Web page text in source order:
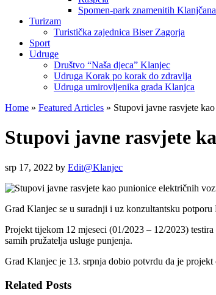
Spomen-park znamenitih Klanjčana
Turizam
Turistička zajednica Biser Zagorja
Sport
Udruge
Društvo “Naša djeca” Klanjec
Udruga Korak po korak do zdravlja
Udruga umirovljenika grada Klanjca
Home » Featured Articles » Stupovi javne rasvjete
Stupovi javne rasvjete
srp 17, 2022 by Edit@Klanjec
Grad Klanjec se u suradnji i uz konzultantsku
Projekt tijekom 12 mjeseci (01/2023 – 12/2023)
samih pružatelja usluge punjenja.
Grad Klanjec je 13. srpnja dobio potvrdu da je
Related Posts